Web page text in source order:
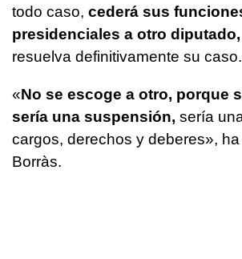
todo caso, cederá sus
presidenciales a otro diputado,
resuelva definitivamente su caso.
«No se escoge a otro, porque
sería una suspensión, sería
cargos, derechos y deberes»,
Borràs.